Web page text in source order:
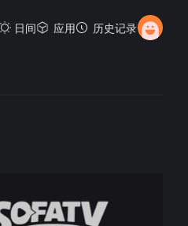
日间 应用 历史记录